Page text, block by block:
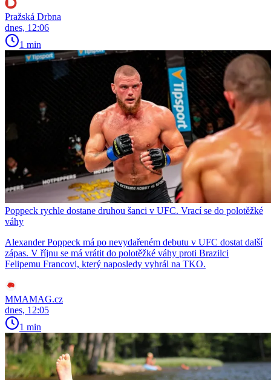
Pražská Drbna
dnes, 12:06
1 min
Poppeck rychle dostane druhou šanci v UFC. Vrací se do polotěžké
váhy
Alexander Poppeck má po nevydařeném debutu v UFC dostat další
zápas. V říjnu se má vrátit do polotěžké váhy proti Brazilci
Felipemu Francovi, který naposledy vyhrál na TKO.
MMAMAG.cz
dnes, 12:05
1 min